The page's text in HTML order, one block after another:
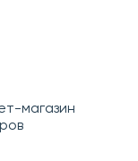
магазин